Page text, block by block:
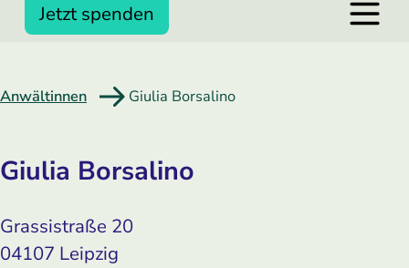
Jetzt spenden
Anwältinnen Giulia Borsalino
Giulia Borsalino
Grassistraße 20
04107 Leipzig